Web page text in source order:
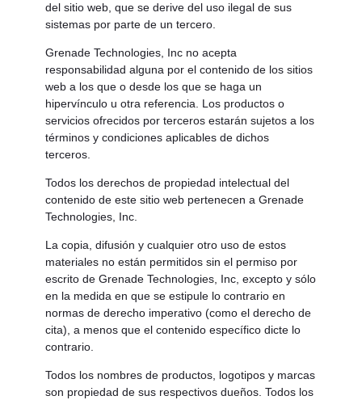
del sitio web, que se derive del uso ilegal de sus
sistemas por parte de un tercero.
Grenade Technologies, Inc no acepta
responsabilidad alguna por el contenido de los sitios
web a los que o desde los que se haga un
hipervínculo u otra referencia. Los productos o
servicios ofrecidos por terceros estarán sujetos a los
términos y condiciones aplicables de dichos
terceros.
Todos los derechos de propiedad intelectual del
contenido de este sitio web pertenecen a Grenade
Technologies, Inc.
La copia, difusión y cualquier otro uso de estos
materiales no están permitidos sin el permiso por
escrito de Grenade Technologies, Inc, excepto y sólo
en la medida en que se estipule lo contrario en
normas de derecho imperativo (como el derecho de
cita), a menos que el contenido específico dicte lo
contrario.
Todos los nombres de productos, logotipos y marcas
son propiedad de sus respectivos dueños. Todos los